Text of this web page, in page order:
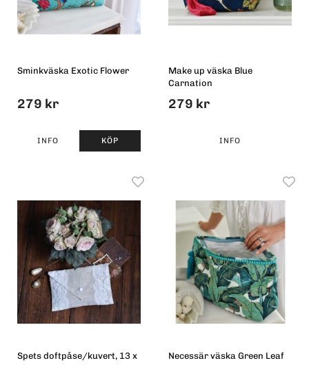
Sminkväska Exotic Flower
279 kr
INFO KÖP
Make up väska Blue
Carnation
279 kr
INFO
Spets doftpåse/kuvert, 13 x
Necessär väska Green Leaf